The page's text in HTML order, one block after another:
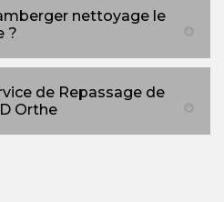
nettoyage le
?
de Repassage de
Orthe